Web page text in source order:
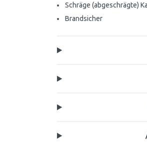
Schräge (abgeschrägte)
Brandsicher